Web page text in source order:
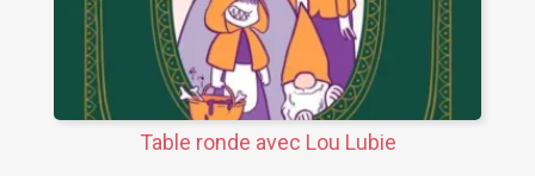
Table ronde avec Lou Lubie